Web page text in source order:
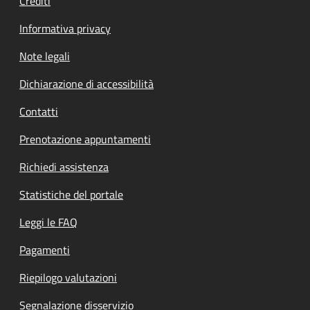
Informativa privacy
Note legali
Dichiarazione di accessibilità
Contatti
Prenotazione appuntamenti
Richiedi assistenza
Statistiche del portale
Leggi le FAQ
Pagamenti
Riepilogo valutazioni
Segnalazione disservizio